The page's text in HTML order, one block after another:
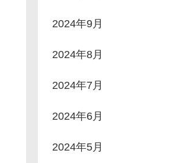
2024年9月
2024年8月
2024年7月
2024年6月
2024年5月